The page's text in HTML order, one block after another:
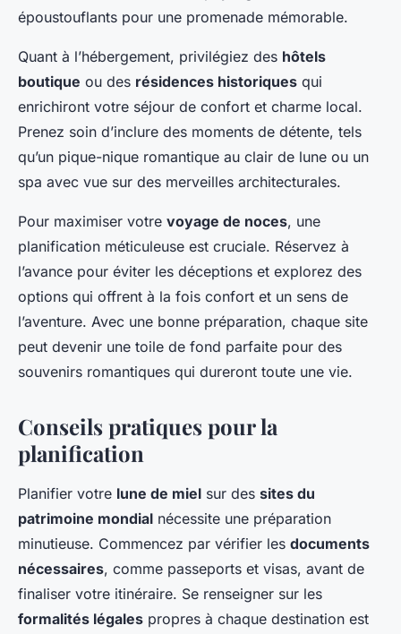
époustouflants pour une promenade mémorable.
Quant à l’hébergement, privilégiez des hôtels
boutique ou des résidences historiques qui
enrichiront votre séjour de confort et charme local.
Prenez soin d’inclure des moments de détente, tels
qu’un pique-nique romantique au clair de lune ou un
spa avec vue sur des merveilles architecturales.
Pour maximiser votre voyage de noces, une
planification méticuleuse est cruciale. Réservez à
l’avance pour éviter les déceptions et explorez des
options qui offrent à la fois confort et un sens de
l’aventure. Avec une bonne préparation, chaque site
peut devenir une toile de fond parfaite pour des
souvenirs romantiques qui dureront toute une vie.
Conseils pratiques pour la
planification
Planifier votre lune de miel sur des sites du
patrimoine mondial nécessite une préparation
minutieuse. Commencez par vérifier les documents
nécessaires, comme passeports et visas, avant de
finaliser votre itinéraire. Se renseigner sur les
formalités légales propres à chaque destination est